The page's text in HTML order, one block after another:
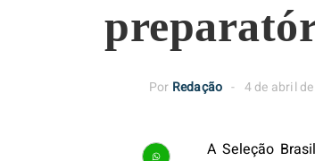
Por Redação 4 de abril
A Seleção